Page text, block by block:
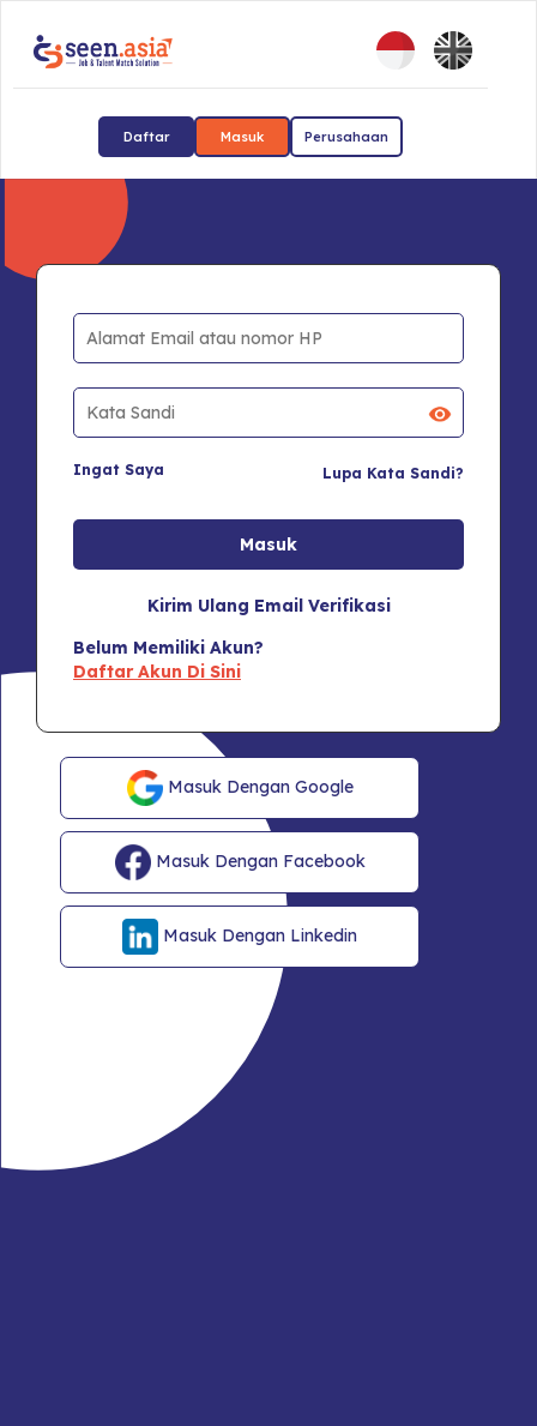
Daftar Masuk Perusahaan
Ingat Saya Lupa Kata Sandi?
Kirim Ulang Email Verifikasi
Belum Memiliki Akun?
Daftar Akun Di Sini
Masuk Dengan Google
Masuk Dengan Facebook
Masuk Dengan Linkedin